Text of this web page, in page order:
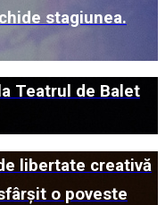
stagiunea.
Teatrul de Balet
libertate creativă
o poveste